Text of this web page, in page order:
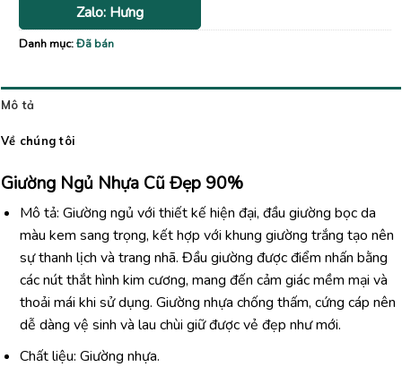
Zalo: Hưng
Danh mục:Đã bán
Mô tả
Về chúng tôi
Giường Ngủ Nhựa Cũ Đẹp 90%
Mô tả: Giường ngủ với thiết kế hiện đại, đầu giường bọc da
màu kem sang trọng, kết hợp với khung giường trắng tạo nên
sự thanh lịch và trang nhã. Đầu giường được điểm nhấn bằng
các nút thắt hình kim cương, mang đến cảm giác mềm mại và
thoải mái khi sử dụng. Giường nhựa chống thấm, cứng cáp nên
dễ dàng vệ sinh và lau chùi giữ được vẻ đẹp như mới.
Chất liệu: Giường nhựa.